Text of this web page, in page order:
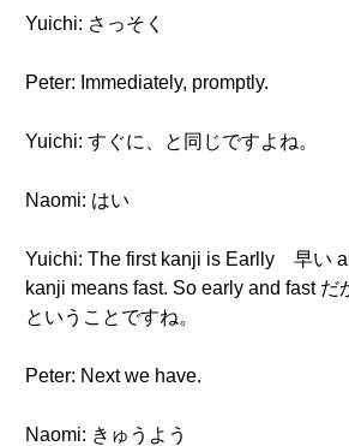
Yuichi: さっそく
Peter: Immediately, promptly.
Yuichi: すぐに、と同じですよね。
Naomi: はい
Yuichi: The first kanji is Earlly 早い
kanji means fast. So early and fast だ
ということですね。
Peter: Next we have.
Naomi: きゅうよう